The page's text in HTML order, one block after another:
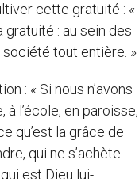
cette gratuité : «
: au sein des
société tout entière. »
: « Si nous n’avons
l’école, en paroisse,
qu’est la grâce de
qui ne s’achète
est Dieu lui-